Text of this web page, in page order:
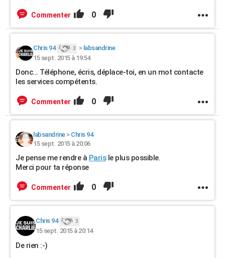
Commenter 0
Chris 94 3 > labsandrine
15 sept. 2015 à 19:54
Donc... Téléphone, écris, déplace-toi, en un mot contacte
les services compétents.
Commenter 0
labsandrine> Chris 94
15 sept. 2015 à 20:06
Je pense me rendre à Parisle plus possible.
Merci pour ta réponse
Commenter 0
Chris 94 3
15 sept. 2015 à 20:14
De rien :-)